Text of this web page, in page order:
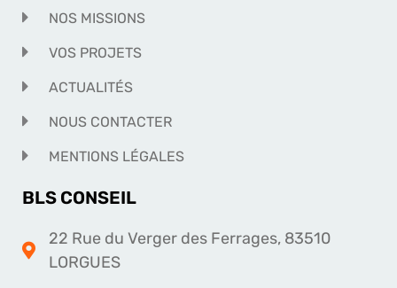
NOS MISSIONS
VOS PROJETS
ACTUALITÉS
NOUS CONTACTER
MENTIONS LÉGALES
BLS CONSEIL
22 Rue du Verger des Ferrages, 83510
LORGUES